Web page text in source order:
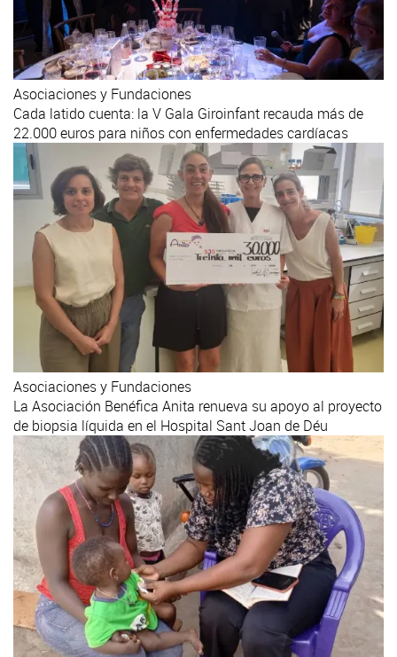
Asociaciones y Fundaciones
Cada latido cuenta: la V Gala Giroinfant recauda más de
22.000 euros para niños con enfermedades cardíacas
Asociaciones y Fundaciones
La Asociación Benéfica Anita renueva su apoyo al proyecto
de biopsia líquida en el Hospital Sant Joan de Déu